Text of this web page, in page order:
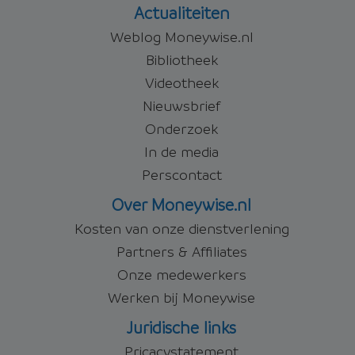
Actualiteiten
Weblog Moneywise.nl
Bibliotheek
Videotheek
Nieuwsbrief
Onderzoek
In de media
Perscontact
Over Moneywise.nl
Kosten van onze dienstverlening
Partners & Affiliates
Onze medewerkers
Werken bij Moneywise
Juridische links
Pricacystatement